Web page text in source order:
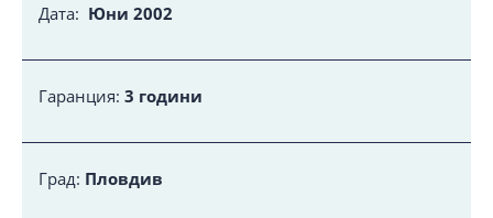
Дата: Юни 2002
Гаранция: 3 години
Град: Пловдив